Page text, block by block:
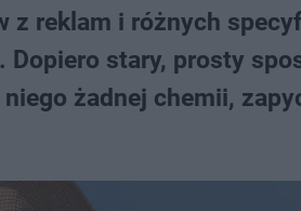
z reklam i różnych
Dopiero stary, prosty
żadnej chemii,